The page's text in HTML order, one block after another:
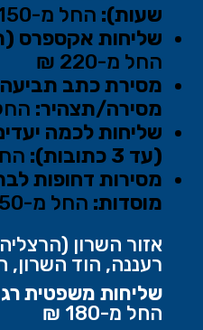
שעות): החל מ-150 ₪
שליחות אקספרס
החל מ-220 ₪
מסירת כתב
מסירה/תצהיר: החל
שליחות לכמה
(עד 3 כתובות):
מסירות דחופות
מוסדות: החל מ-250 ₪
אזור השרון
רעננה, הוד השרון,
שליחות משפטית רגילה
החל מ-180 ₪